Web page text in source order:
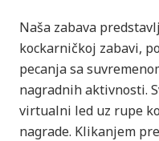
Naša zabava
kockarničkoj zabavi,
pecanja sa
nagradnih aktivnosti.
virtualni led uz rupe
nagrade. Klikanjem